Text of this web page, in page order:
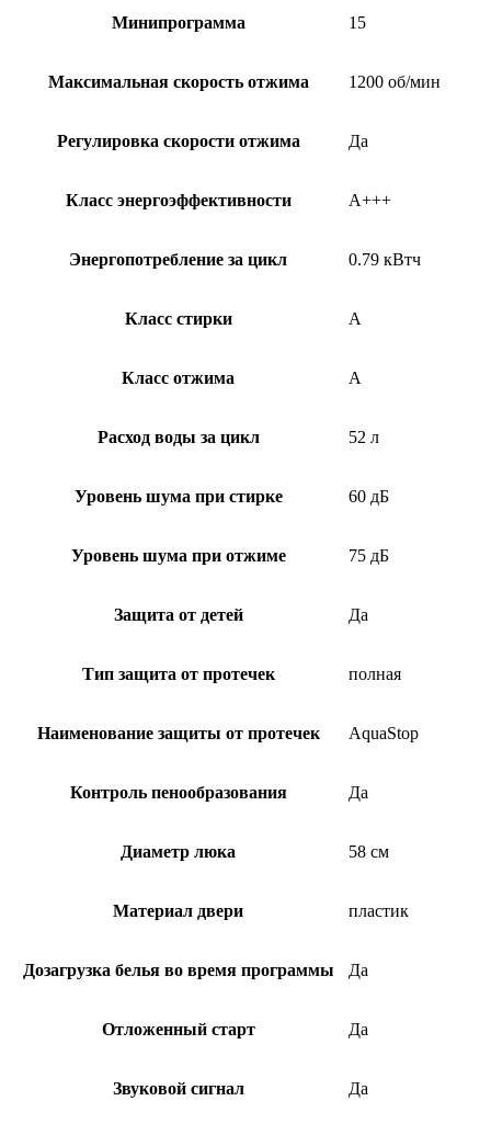
Минипрограмма 15
Максимальная скорость отжима 1200 об/мин
Регулировка скорости отжима Да
Класс энергоэффективности A+++
Энергопотребление за цикл 0.79 кВтч
Класс стирки A
Класс отжима A
Расход воды за цикл 52 л
Уровень шума при стирке 60 дБ
Уровень шума при отжиме 75 дБ
Защита от детей Да
Тип защита от протечек полная
Наименование защиты от протечек AquaStop
Контроль пенообразования Да
Диаметр люка 58 см
Материал двери пластик
Дозагрузка белья во время программы Да
Отложенный старт Да
Звуковой сигнал Да